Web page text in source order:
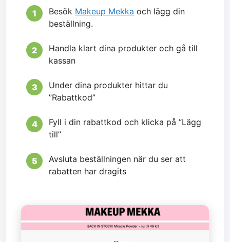
Besök Makeup Mekka och lägg din
beställning.
Handla klart dina produkter och gå till
kassan
Under dina produkter hittar du
”Rabattkod”
Fyll i din rabattkod och klicka på ”Lägg
till”
Avsluta beställningen när du ser att
rabatten har dragits